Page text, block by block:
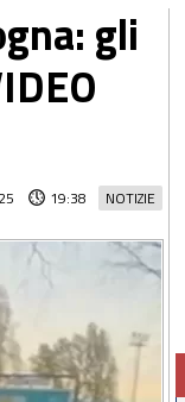
gli
NOTIZIE
19:38